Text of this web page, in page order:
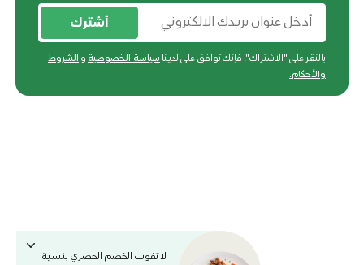
أشترك
بالنقر على "الاشتراك"، فإنك توافق على لدينا سياسة الخصوصية و الشروط
والأحكام.
لا تفوت الخصم الحصري بنسبة